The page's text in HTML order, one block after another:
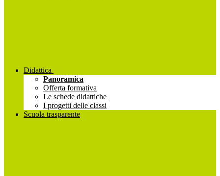
Didattica
Panoramica
Offerta formativa
Le schede didattiche
I progetti delle classi
Scuola trasparente